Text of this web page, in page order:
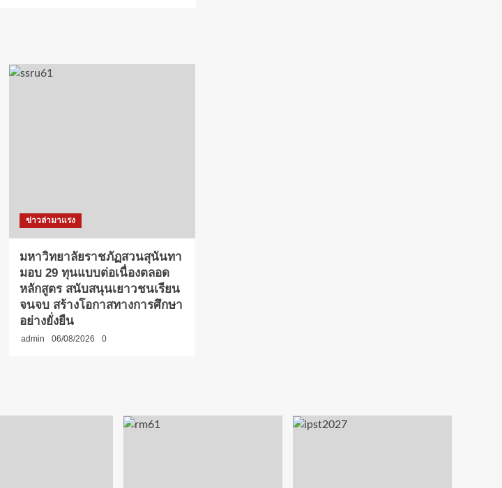
ข่าวล่ามาแรง
มหาวิทยาลัยราชภัฏสวนสุนันทา
มอบ 29 ทุนแบบต่อเนื่องตลอด
หลักสูตร สนับสนุนเยาวชนเรียน
จนจบ สร้างโอกาสทางการศึกษา
อย่างยั่งยืน
admin 06/08/2026 0